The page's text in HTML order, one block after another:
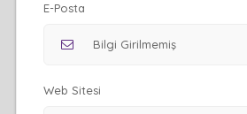
E-Posta
Web Sitesi